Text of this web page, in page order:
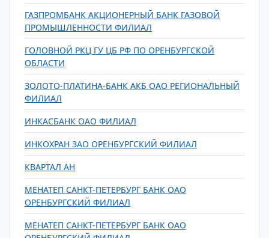
ГАЗПРОМБАНК АКЦИОНЕРНЫЙ БАНК ГАЗОВОЙ
ПРОМЫШЛЕННОСТИ ФИЛИАЛ
ГОЛОВНОЙ РКЦ ГУ ЦБ РФ ПО ОРЕНБУРГСКОЙ
ОБЛАСТИ
ЗОЛОТО-ПЛАТИНА-БАНК АКБ ОАО РЕГИОНАЛЬНЫЙ
ФИЛИАЛ
ИНКАСБАНК ОАО ФИЛИАЛ
ИНКОХРАН ЗАО ОРЕНБУРГСКИЙ ФИЛИАЛ
КВАРТАЛ АН
МЕНАТЕП САНКТ-ПЕТЕРБУРГ БАНК ОАО
ОРЕНБУРГСКИЙ ФИЛИАЛ
МЕНАТЕП САНКТ-ПЕТЕРБУРГ БАНК ОАО